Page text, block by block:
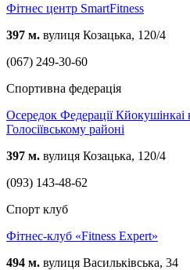
Фітнес центр SmartFitness
397 м. вулиця Козацька, 120/4
(067) 249-30-60
Спортивна федерація
Осередок Федерації Кйокушінкаі
Голосіївському районі
397 м. вулиця Козацька, 120/4
(093) 143-48-62
Спорт клуб
Фітнес-клуб «Fitness Expert»
494 м. вулиця Васильківська, 34